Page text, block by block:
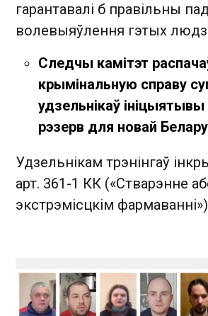
гарантавалі б правільны
волевыяўлення гэтых
Следчы камітэт
крымінальную справу
удзельнікаў
рэзерв для новай
Удзельнікам трэнінгаў
арт. 361-1 КК («Стварэнне
экстрэмісцкім